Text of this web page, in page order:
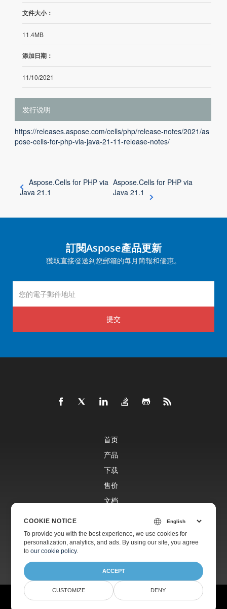
文件大小：
11.4MB
添加日期：
11/10/2021
发行说明
https://releases.aspose.com/cells/php/release-notes/2021/as
pose-cells-for-php-via-java-21-11-release-notes/
Aspose.Cells for PHP via
Java 21.1
Aspose.Cells for PHP via
Java 21.1
訂閱Aspose產品更新
獲取直接發送到您郵箱的每月簡報和優惠。
提交
首页
产品
下载
售价
文档
付费支持
Aspose有限公司2001-2025 版权所有
COOKIE NOTICE
To provide you with the best experience, we use cookies for
personalization, analytics, and ads. By using our site, you agree
toour cookie policy.
ACCEPT
CUSTOMIZE DENY